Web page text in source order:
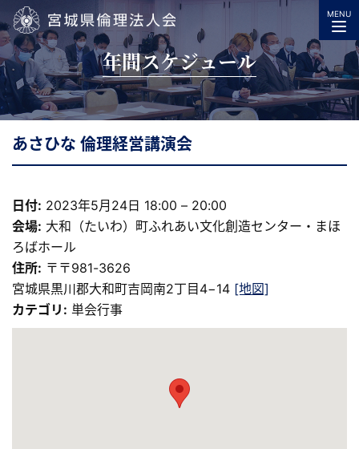
宮城県倫理法人会
MENU
年間スケジュール
あさひな 倫理経営講演会
日付: 2023年5月24日 18:00 – 20:00
会場: 大和（たいわ）町ふれあい文化創造センター・まほ
ろばホール
住所: 〒〒981-3626
宮城県黒川郡大和町吉岡南2丁目4−14 [地図]
カテゴリ: 単会行事